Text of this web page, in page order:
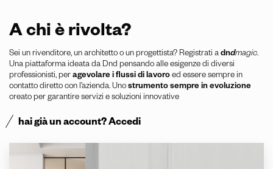
A chi è rivolta?
Sei un rivenditore, un architetto o un progettista? Registrati a dndmagic.
Una piattaforma ideata da Dnd pensando alle esigenze di diversi
professionisti, per agevolare i flussi di lavoro ed essere sempre in
contatto diretto con l’azienda. Uno strumento sempre in evoluzione
creato per garantire servizi e soluzioni innovative
hai già un account? Accedi